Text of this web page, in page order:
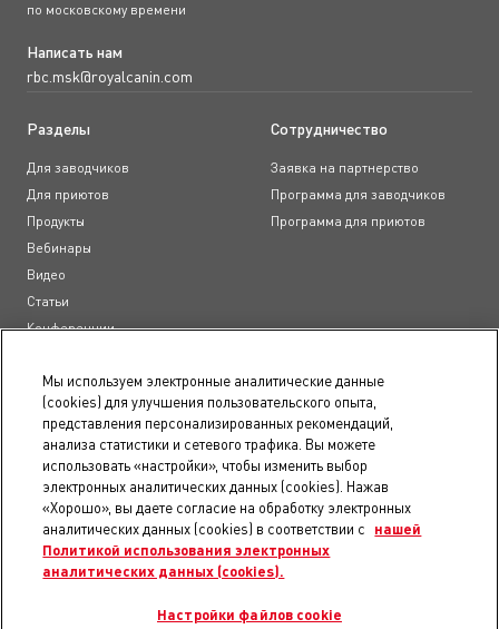
по московскому времени
Написать нам
rbc.msk@royalcanin.com
Разделы
Для заводчиков
Для приютов
Продукты
Вебинары
Видео
Статьи
Конференции
Сотрудничество
Заявка на партнерство
Программа для заводчиков
Программа для приютов
Документы
Пользовательское соглашение
Положение о конфиденциальности
Правила использования сайта
Доступность
Карта сайта
Уведомление о файлах электронных аналитических данных
Мы используем электронные аналитические данные
(cookies) для улучшения пользовательского опыта,
представления персонализированных рекомендаций,
анализа статистики и сетевого трафика. Вы можете
использовать «настройки», чтобы изменить выбор
электронных аналитических данных (cookies). Нажав
«Хорошо», вы даете согласие на обработку электронных
аналитических данных (cookies) в соответствии с
нашей
Политикой использования электронных
аналитических данных (cookies).
Настройки файлов cookie